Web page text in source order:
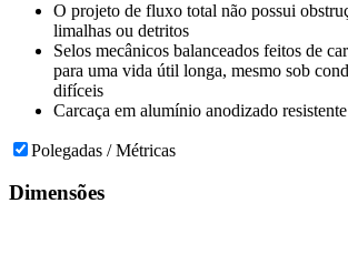
O projeto de fluxo total não possui
limalhas ou detritos
Selos mecânicos balanceados feitos de
para uma vida útil longa, mesmo sob
difíceis
Carcaça em alumínio anodizado
Polegadas / Métricas
Dimensões